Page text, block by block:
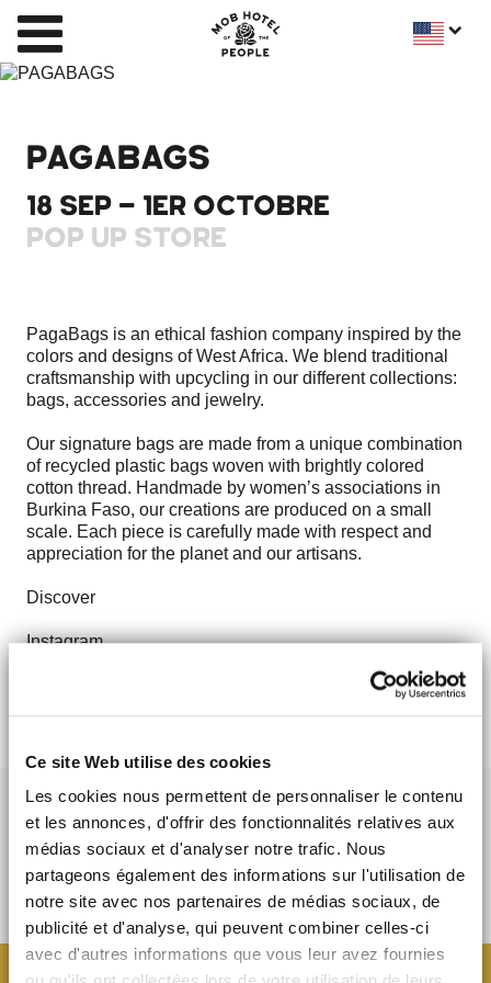
Ce site Web utilise des cookies
Les cookies nous permettent de personnaliser le contenu
et les annonces, d'offrir des fonctionnalités relatives aux
médias sociaux et d'analyser notre trafic. Nous
partageons également des informations sur l'utilisation de
notre site avec nos partenaires de médias sociaux, de
publicité et d'analyse, qui peuvent combiner celles-ci
avec d'autres informations que vous leur avez fournies
PAGABAGS
18 SEP - 1ER OCTOBRE
POP UP STORE
PagaBags is an ethical fashion company inspired by the
colors and designs of West Africa. We blend traditional
craftsmanship with upcycling in our different collections:
bags, accessories and jewelry.
Our signature bags are made from a unique combination
of recycled plastic bags woven with brightly colored
cotton thread. Handmade by women’s associations in
Burkina Faso, our creations are produced on a small
scale. Each piece is carefully made with respect and
appreciation for the planet and our artisans.
Discover
Instagram